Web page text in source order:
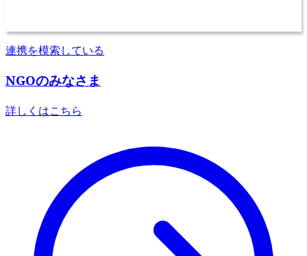
連携を模索している
NGOのみなさま
詳しくはこちら